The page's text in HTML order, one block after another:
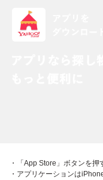
・「App Store」ボタンを押
・アプリケーションは